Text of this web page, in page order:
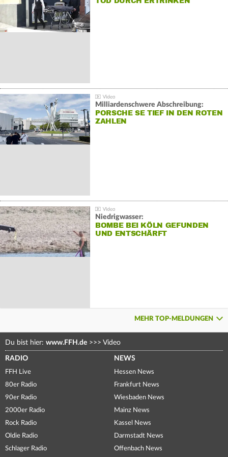
Milliardenschwere Abschreibung:
PORSCHE SE TIEF IN DEN ROTEN
ZAHLEN
Niedrigwasser:
BOMBE BEI KÖLN GEFUNDEN
UND ENTSCHÄRFT
MEHR TOP-MELDUNGEN
Du bist hier: www.FFH.de >>> Video
RADIO
FFH Live
80er Radio
90er Radio
2000er Radio
Rock Radio
Oldie Radio
Schlager Radio
NEWS
Hessen News
Frankfurt News
Wiesbaden News
Mainz News
Kassel News
Darmstadt News
Offenbach News